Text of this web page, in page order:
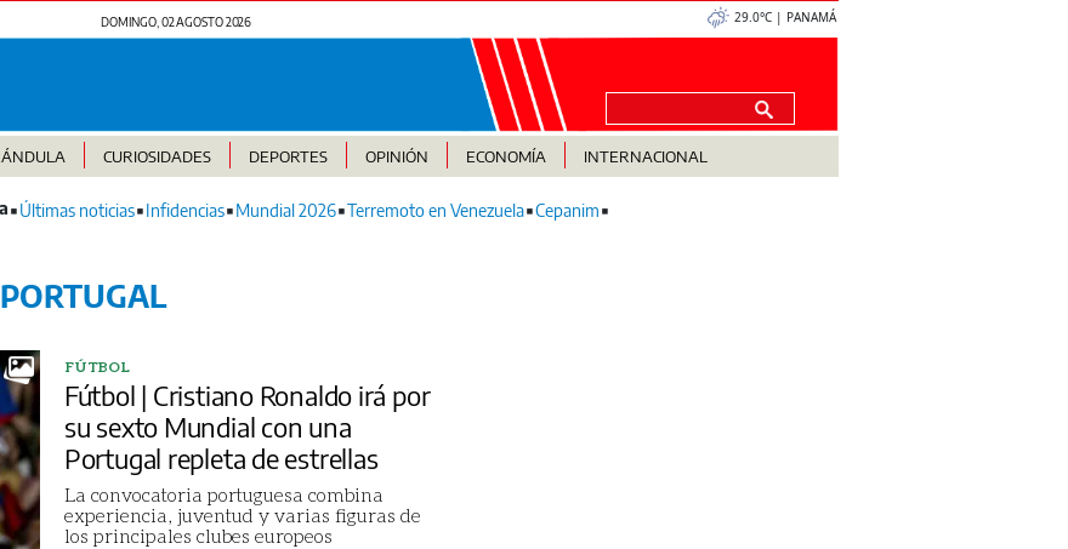
DOMINGO, 02 AGOSTO 2026 29.0°C | PANAMÁ
CURIOSIDADES DEPORTES OPINIÓN ECONOMÍA INTERNACIONAL
Últimas noticias Infidencias Mundial 2026 Terremoto en Venezuela Cepanim
FÚTBOL
Fútbol | Cristiano Ronaldo irá por
su sexto Mundial con una
Portugal repleta de estrellas
La convocatoria portuguesa combina
experiencia, juventud y varias figuras de
los principales clubes europeos